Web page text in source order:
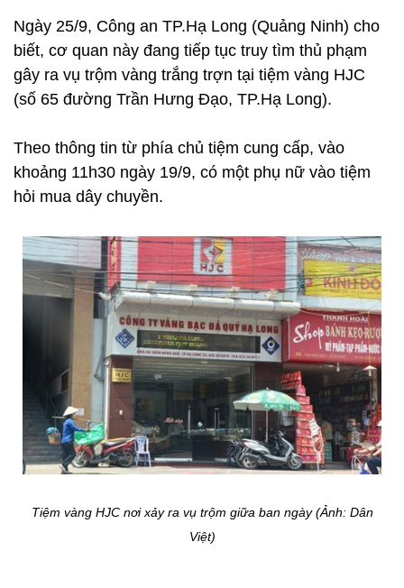
Ngày 25/9, Công an TP.Hạ Long (Quảng Ninh) cho
biết, cơ quan này đang tiếp tục truy tìm thủ phạm
gây ra vụ trộm vàng trắng trợn tại tiệm vàng HJC
(số 65 đường Trần Hưng Đạo, TP.Hạ Long).
Theo thông tin từ phía chủ tiệm cung cấp, vào
khoảng 11h30 ngày 19/9, có một phụ nữ vào tiệm
hỏi mua dây chuyền.
Tiệm vàng HJC nơi xảy ra vụ trộm giữa ban ngày (Ảnh: Dân
Việt)